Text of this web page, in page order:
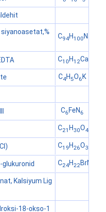

C94H100N10
C10H12CaN
C4H5O6K
C6 FeN 6
C21H 30O4
C19H 26O3
C24H 22BrNO
Kalsiyum Lig
18-okso-1